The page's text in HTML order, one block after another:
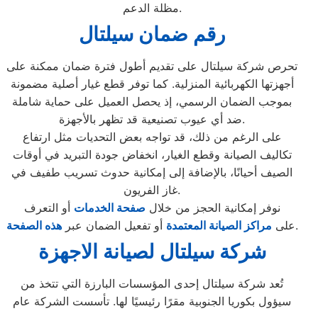
مظلة الدعم.
رقم ضمان سيلتال
تحرص شركة سيلتال على تقديم أطول فترة ضمان ممكنة على
أجهزتها الكهربائية المنزلية. كما توفر قطع غيار أصلية مضمونة
بموجب الضمان الرسمي، إذ يحصل العميل على حماية شاملة
ضد أي عيوب تصنيعية قد تظهر بالأجهزة.
على الرغم من ذلك، قد تواجه بعض التحديات مثل ارتفاع
تكاليف الصيانة وقطع الغيار، انخفاض جودة التبريد في أوقات
الصيف أحيانًا، بالإضافة إلى إمكانية حدوث تسريب طفيف في
غاز الفريون.
نوفر إمكانية الحجز من خلال صفحة الخدمات أو التعرف
على مراكز الصيانة المعتمدة أو تفعيل الضمان عبرهذه الصفحة .
شركة سيلتال لصيانة الاجهزة
تُعد شركة سيلتال إحدى المؤسسات البارزة التي تتخذ من
سيؤول بكوريا الجنوبية مقرًا رئيسيًا لها. تأسست الشركة عام